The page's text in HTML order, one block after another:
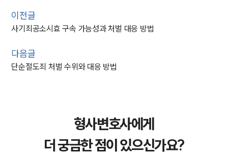
이전글
사기죄공소시효 구속 가능성과 처벌 대응 방법
다음글
단순절도죄 처벌 수위와 대응 방법
형사변호사에게
더 궁금한 점이 있으신가요?